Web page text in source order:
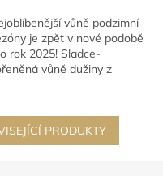
vůně podzimní
je zpět v nové podobě
rok 2025! Sladce-
vůně dužiny z
PRODUKTY